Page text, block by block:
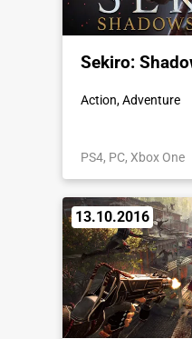
Sekiro:
Action, Adventure
PS4, PC, Xbox One
13.10.2016